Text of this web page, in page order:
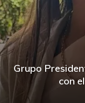
Grupo
con